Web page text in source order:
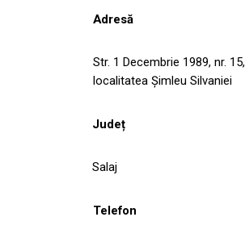
Adresă
Str. 1 Decembrie 1989, nr. 15,
localitatea Șimleu Silvaniei
Județ
Salaj
Telefon